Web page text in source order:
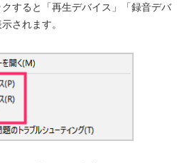
すると「再生デバイス」「録音デバ
されます。